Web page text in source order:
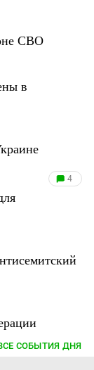
СВО
в
4
СОБЫТИЯ ДНЯ